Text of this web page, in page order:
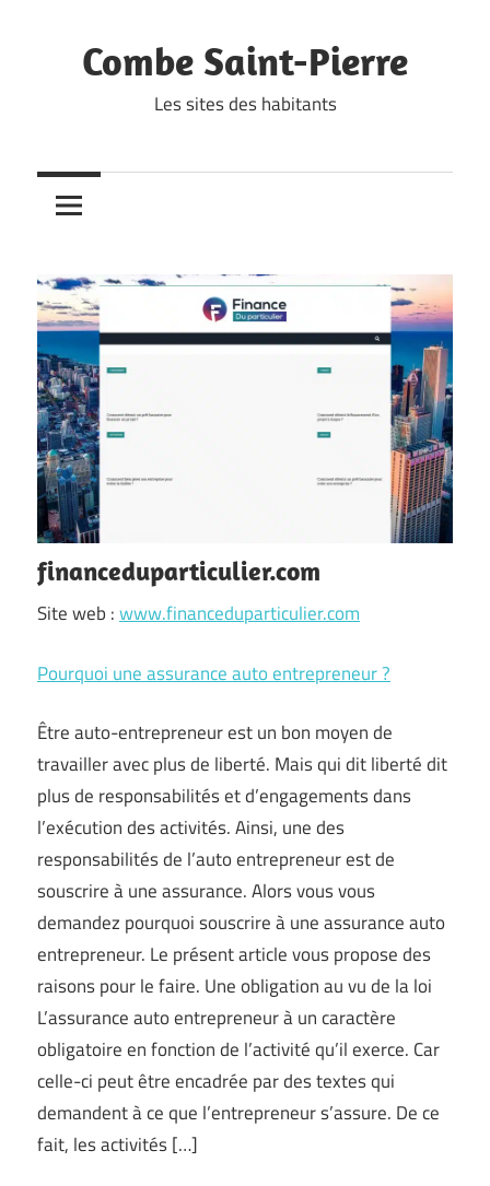
contentCombe Saint-Pierre
Les sites des habitants
financeduparticulier.com
Site web :www.financeduparticulier.com
Pourquoi une assurance auto entrepreneur ?
Être auto-entrepreneur est un bon moyen de
travailler avec plus de liberté. Mais qui dit liberté dit
plus de responsabilités et d’engagements dans
l’exécution des activités. Ainsi, une des
responsabilités de l’auto entrepreneur est de
souscrire à une assurance. Alors vous vous
demandez pourquoi souscrire à une assurance auto
entrepreneur. Le présent article vous propose des
raisons pour le faire. Une obligation au vu de la loi
L’assurance auto entrepreneur à un caractère
obligatoire en fonction de l’activité qu’il exerce. Car
celle-ci peut être encadrée par des textes qui
demandent à ce que l’entrepreneur s’assure. De ce
fait, les activités […]